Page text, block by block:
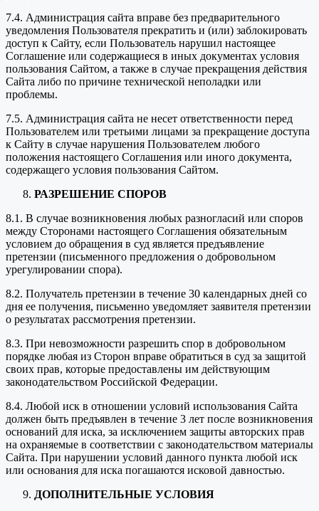
7.4. Администрация сайта вправе без предварительного
уведомления Пользователя прекратить и (или) заблокировать
доступ к Сайту, если Пользователь нарушил настоящее
Соглашение или содержащиеся в иных документах условия
пользования Сайтом, а также в случае прекращения действия
Сайта либо по причине технической неполадки или
проблемы.
7.5. Администрация сайта не несет ответственности перед
Пользователем или третьими лицами за прекращение доступа
к Сайту в случае нарушения Пользователем любого
положения настоящего Соглашения или иного документа,
содержащего условия пользования Сайтом.
РАЗРЕШЕНИЕ СПОРОВ
8.1. В случае возникновения любых разногласий или споров
между Сторонами настоящего Соглашения обязательным
условием до обращения в суд является предъявление
претензии (письменного предложения о добровольном
урегулировании спора).
8.2. Получатель претензии в течение 30 календарных дней со
дня ее получения, письменно уведомляет заявителя претензии
о результатах рассмотрения претензии.
8.3. При невозможности разрешить спор в добровольном
порядке любая из Сторон вправе обратиться в суд за защитой
своих прав, которые предоставлены им действующим
законодательством Российской Федерации.
8.4. Любой иск в отношении условий использования Сайта
должен быть предъявлен в течение 3 лет после возникновения
оснований для иска, за исключением защиты авторских прав
на охраняемые в соответствии с законодательством материалы
Сайта. При нарушении условий данного пункта любой иск
или основания для иска погашаются исковой давностью.
ДОПОЛНИТЕЛЬНЫЕ УСЛОВИЯ